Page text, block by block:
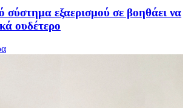
σύστημα εξαερισμού σε βοηθάει να
ουδέτερο